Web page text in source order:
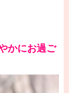
かにお過ご